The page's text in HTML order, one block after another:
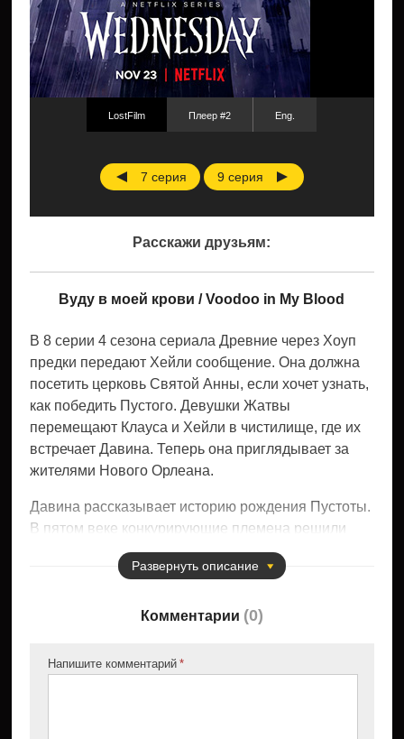
LostFilm Плеер #2 Eng.
7 серия 9 серия
Расскажи друзьям:
Вуду в моей крови / Voodoo in My Blood
В 8 серии 4 сезона сериала Древние через Хоуп
предки передают Хейли сообщение. Она должна
посетить церковь Святой Анны, если хочет узнать,
как победить Пустого. Девушки Жатвы
перемещают Клауса и Хейли в чистилище, где их
встречает Давина. Теперь она приглядывает за
жителями Нового Орлеана.
Давина рассказывает историю рождения Пустоты.
В пятом веке конкурирующие племена решили
объединиться, чтобы стать сильнее. Ведьмак и
колдунья вступили в брак. Вскоре после
забеременела. Инаду родилась могущественной
временем. Но девочка была невероятно жестокой
и бесчувственной, за что и получила свое
Развернутьописание
Комментарии (0)
Напишите комментарий